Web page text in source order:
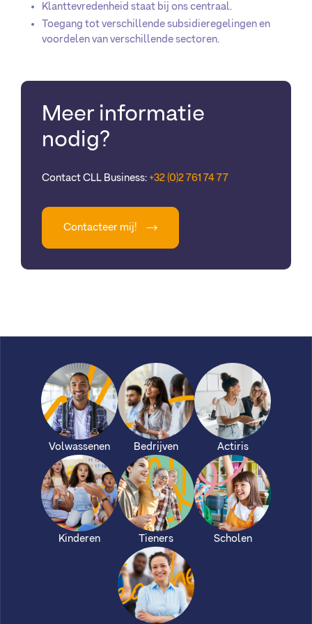
Klanttevredenheid staat bij ons centraal.
Toegang tot verschillende subsidieregelingen en
voordelen van verschillende sectoren.
Meer informatie
nodig?
Contact CLL Business: +32 (0)2 761 74 77
Contacteer mij!
Volwassenen Bedrijven Actiris
Kinderen Tieners Scholen